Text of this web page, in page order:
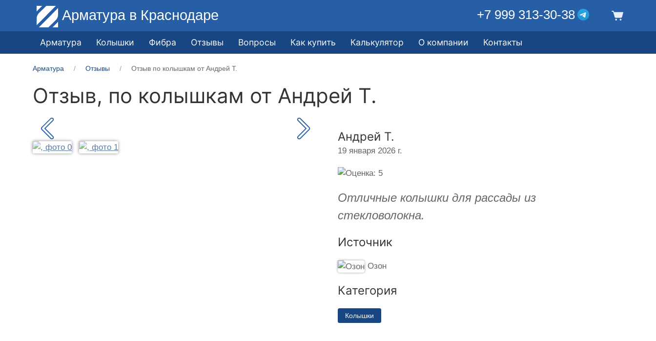
Арматура в Краснодаре +7 999 313-30-38
Арматура Колышки Фибра Отзывы Вопросы Как купить Калькулятор О компании Контакты
Арматура Отзывы Отзыв по колышкам от Андрей Т.
Отзыв, по колышкам от Андрей Т.
Андрей Т.
19 января 2026 г.
Отличные колышки для рассады из
стекловолокна.
Источник
Озон
Категория
Колышки